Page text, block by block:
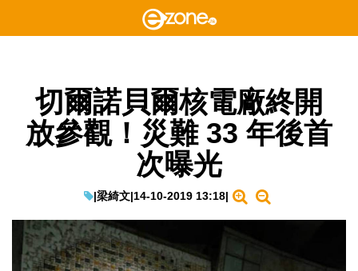
切爾諾貝爾核電廠終開
放參觀！災難 33 年後首
次曝光
|梁綺文|14-10-2019 13:18|